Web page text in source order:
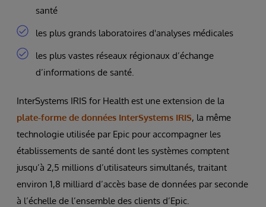
santé
les plus grands laboratoires d'analyses médicales
les plus vastes réseaux régionaux d’échange
d’informations de santé.
InterSystems IRIS for Health est une extension de la
plate-forme de données InterSystems IRIS, la même
technologie utilisée par Epic pour accompagner les
établissements de santé dont les systèmes comptent
jusqu’à 2,5 millions d’utilisateurs simultanés, traitant
environ 1,8 milliard d’accès base de données par seconde
à l’échelle de l’ensemble des clients d’Epic.